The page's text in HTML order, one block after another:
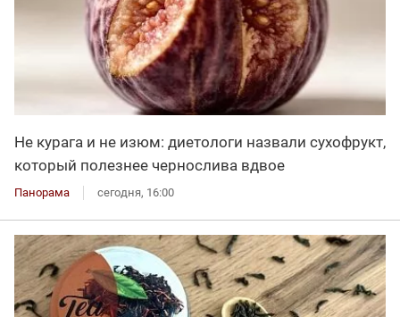
Не курага и не изюм: диетологи назвали сухофрукт,
который полезнее чернослива вдвое
Панорама сегодня, 16:00